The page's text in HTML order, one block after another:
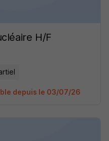
H/F
depuis le 03/07/26